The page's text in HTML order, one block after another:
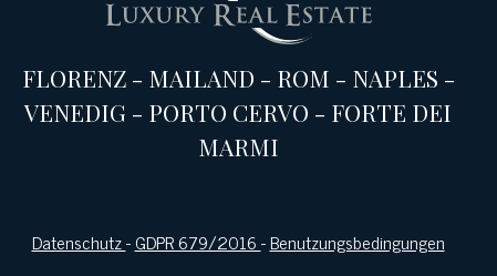
FLORENZ- MAILAND - ROM - NAPLES -
VENEDIG - PORTO CERVO - FORTE DEI
MARMI
Datenschutz-GDPR 679/2016-Benutzungsbedingungen